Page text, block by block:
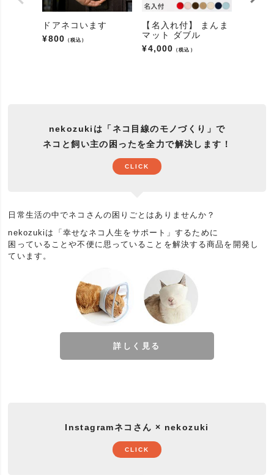
ドアネコいます
¥800 （税込）
【名入れ付】 まんま
マット ダブル
¥4,000 （税込）
nekozukiは「ネコ目線のモノづくり」で
ネコと飼い主の困ったを全力で解決します！
CLICK
日常生活の中でネコさんの困りごとはありませんか？
nekozukiは「幸せなネコ人生をサポート」するために
困っていることや不便に思っていることを解決する商品を開発し
ています。
詳しく見る
Instagramネコさん × nekozuki
CLICK